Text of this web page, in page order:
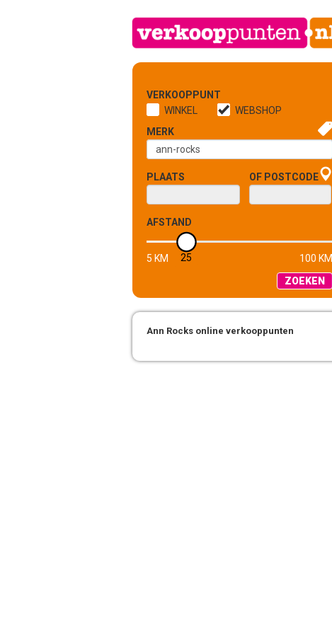
VERKOOPPUNT
WINKEL
WEBSHOP
MERK
PLAATS OF POSTCODE
AFSTAND
5 KM 25
100 KM
ZOEKEN
Ann Rocks online verkooppunten